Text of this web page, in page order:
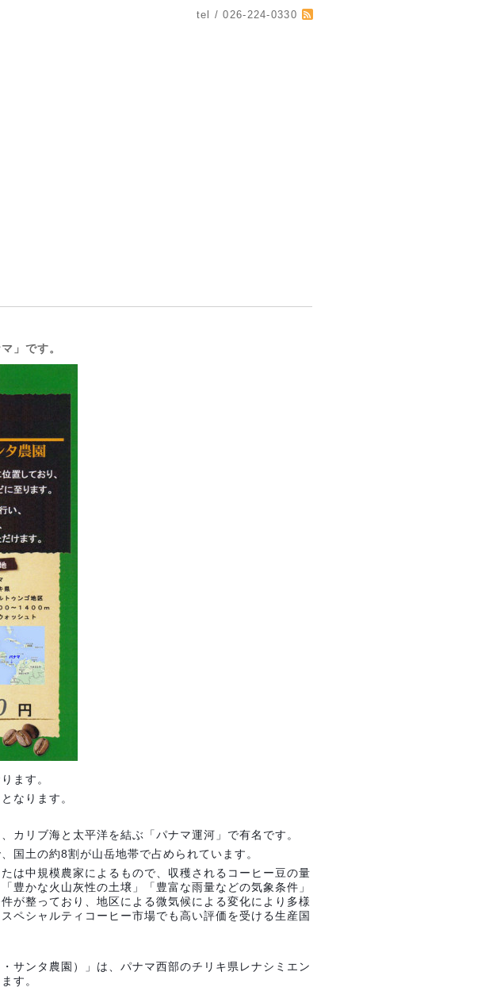
tel / 026-224-0330
」です。
ます。
なります。
カリブ海と太平洋を結ぶ「パナマ運河」で有名です。
国土の約8割が山岳地帯で占められています。
は中規模農家によるもので、収穫されるコーヒー豆の量
豊かな火山灰性の土壌」「豊富な雨量などの気象条件」
が整っており、地区による微気候による変化により多様
ペシャルティコーヒー市場でも高い評価を受ける生産国
サンタ農園）」は、パナマ西部のチリキ県レナシミエン
す。